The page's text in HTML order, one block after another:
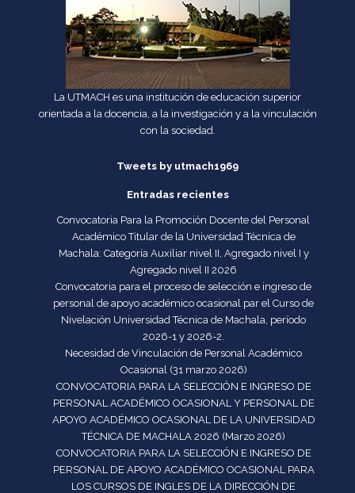
La UTMACH es una institución de educación superior
orientada a la docencia, a la investigación y a la vinculación
con la sociedad.
Tweets by utmach1969
Entradas recientes
Convocatoria Para la Promoción Docente del Personal
Académico Titular de la Universidad Técnica de
Machala: Categoría Auxiliar nivel II, Agregado nivel I y
Agregado nivel II 2026
Convocatoria para el proceso de selección e ingreso de
personal de apoyo académico ocasional par el Curso de
Nivelación Universidad Técnica de Machala, período
2026-1 y 2026-2.
Necesidad de Vinculación de Personal Académico
Ocasional (31 marzo 2026)
CONVOCATORIA PARA LA SELECCIÓN E INGRESO DE
PERSONAL ACADÉMICO OCASIONAL Y PERSONAL DE
APOYO ACADÉMICO OCASIONAL DE LA UNIVERSIDAD
TÉCNICA DE MACHALA 2026 (Marzo 2026)
CONVOCATORIA PARA LA SELECCIÓN E INGRESO DE
PERSONAL DE APOYO ACADÉMICO OCASIONAL PARA
LOS CURSOS DE INGLES DE LA DIRECCIÓN DE